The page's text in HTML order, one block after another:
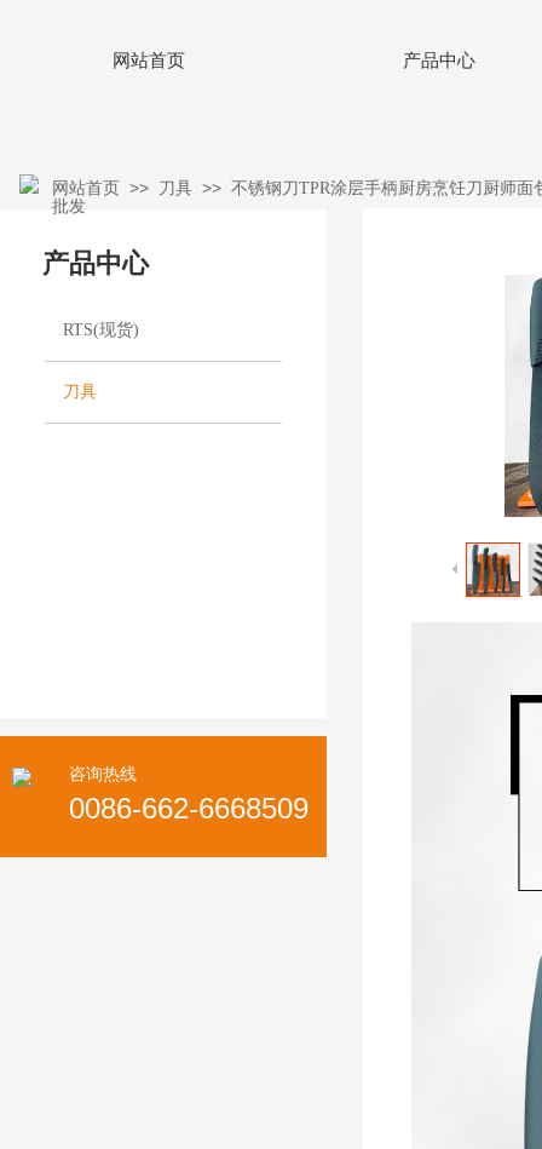
网站首页 产品中心
网站首页 >> 刀具 >> 不锈钢刀TPR涂层手柄厨房烹饪刀厨师面
批发
产品中心
RTS(现货)
刀具
咨询热线
0086-662-6668509